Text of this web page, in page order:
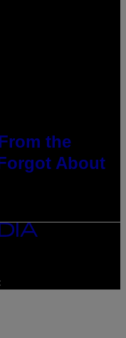
the
About